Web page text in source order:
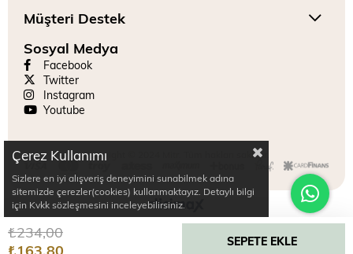
Müşteri Destek
Sosyal Medya
Facebook
Twitter
Instagram
Youtube
Copyright © 2024 Mitr. Tüm hakları saklıdır.
Çerez Kullanımı
Sizlere en iyi alışveriş deneyimini sunabilmek adına
sitemizde çerezler(cookies) kullanmaktayız. Detaylı bilgi
için Kvkk sözleşmesini inceleyebilirsiniz.
₺234,00
₺163,80